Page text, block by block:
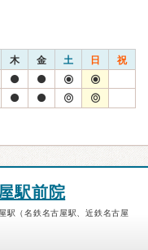
木 金 土 日 祝
駅前院
駅（名鉄名古屋駅、近鉄名古屋